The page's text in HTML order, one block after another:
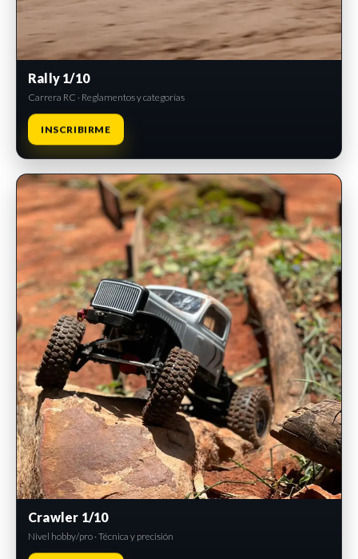
Rally 1/10
Carrera RC · Reglamentos y categorías
INSCRIBIRME
INSCRIPCIONES ABIERTAS
Crawler 1/10
Nivel hobby/pro · Técnica y precisión